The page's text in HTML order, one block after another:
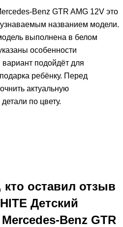
Benz GTR AMG 12V это
узнаваемым названием модели.
выполнена в белом
особенности
подойдёт для
ребёнку. Перед
актуальную
по цвету.
оставил отзыв
Детский
Benz GTR